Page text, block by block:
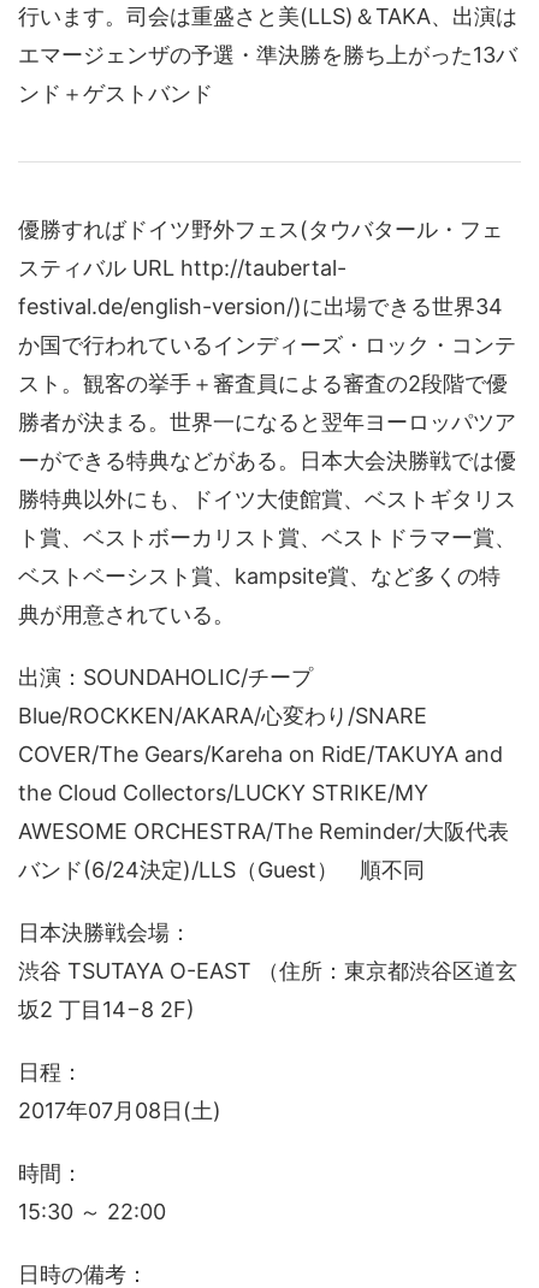
行います。司会は重盛さと美(LLS)＆TAKA、出演は
エマージェンザの予選・準決勝を勝ち上がった13バ
ンド＋ゲストバンド
優勝すればドイツ野外フェス(タウバタール・フェ
スティバル URL http://taubertal-
festival.de/english-version/)に出場できる世界34
か国で行われているインディーズ・ロック・コンテ
スト。観客の挙手＋審査員による審査の2段階で優
勝者が決まる。世界一になると翌年ヨーロッパツア
ーができる特典などがある。日本大会決勝戦では優
勝特典以外にも、ドイツ大使館賞、ベストギタリス
ト賞、ベストボーカリスト賞、ベストドラマー賞、
ベストベーシスト賞、kampsite賞、など多くの特
典が用意されている。
出演：SOUNDAHOLIC/チープ
Blue/ROCKKEN/AKARA/心変わり/SNARE
COVER/The Gears/Kareha on RidE/TAKUYA and
the Cloud Collectors/LUCKY STRIKE/MY
AWESOME ORCHESTRA/The Reminder/大阪代表
バンド(6/24決定)/LLS（Guest） 順不同
日本決勝戦会場：
渋谷 TSUTAYA O-EAST （住所：東京都渋谷区道玄
坂2 丁目14−8 2F)
日程：
2017年07月08日(土)
時間：
15:30 ～ 22:00
日時の備考：